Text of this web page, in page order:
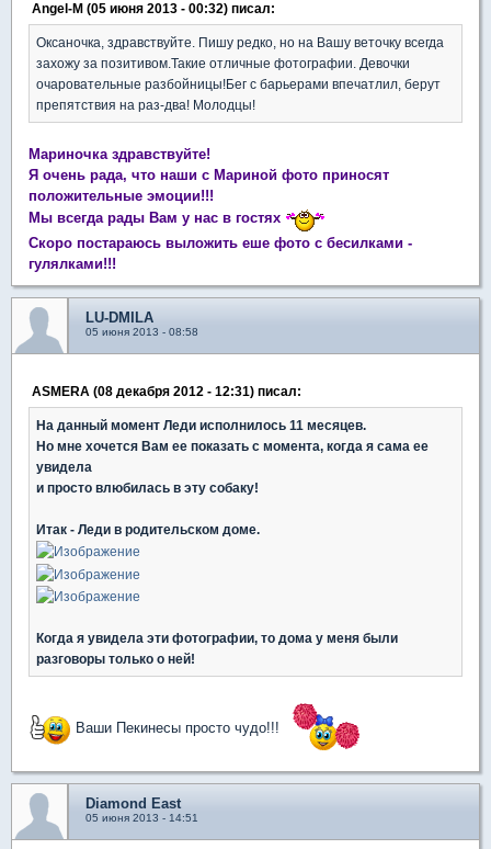
Angel-M (05 июня 2013 - 00:32) писал:
Оксаночка, здравствуйте. Пишу редко, но на Вашу веточку всегда
захожу за позитивом.Такие отличные фотографии. Девочки
очаровательные разбойницы!Бег с барьерами впечатлил, берут
препятствия на раз-два! Молодцы!
Мариночка здравствуйте!
Я очень рада, что наши с Мариной фото приносят
положительные эмоции!!!
Мы всегда рады Вам у нас в гостях
Скоро постараюсь выложить еше фото с бесилками -
гулялками!!!
LU-DMILA
05 июня 2013 - 08:58
ASMERA (08 декабря 2012 - 12:31) писал:
На данный момент Леди исполнилось 11 месяцев.
Но мне хочется Вам ее показать с момента, когда я сама ее
увидела
и просто влюбилась в эту собаку!
Итак - Леди в родительском доме.
Когда я увидела эти фотографии, то дома у меня были
разговоры только о ней!
Ваши Пекинесы просто чудо!!!
Diamond East
05 июня 2013 - 14:51